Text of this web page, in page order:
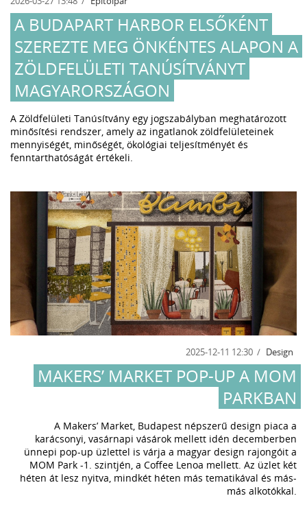
A BUDAPART HARBOR ELSŐKÉNT
SZEREZTE MEG ÖNKÉNTES ALAPON A
ZÖLDFELÜLETI TANÚSÍTVÁNYT
MAGYARORSZÁGON
A Zöldfelületi Tanúsítvány egy jogszabályban meghatározott
minősítési rendszer, amely az ingatlanok zöldfelületeinek
mennyiségét, minőségét, ökológiai teljesítményét és
fenntarthatóságát értékeli.
2025-12-11 12:30 Design
MAKERS’ MARKET POP-UP A MOM
PARKBAN
A Makers’ Market, Budapest népszerű design piaca a
karácsonyi, vasárnapi vásárok mellett idén decemberben
ünnepi pop-up üzlettel is várja a magyar design rajongóit a
MOM Park -1. szintjén, a Coffee Lenoa mellett. Az üzlet két
héten át lesz nyitva, mindkét héten más tematikával és más-
más alkotókkal.